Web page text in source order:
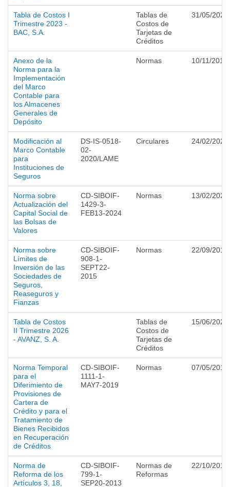
Tabla de Costos I
Trimestre 2023 -
BAC, S.A.
Tablas de
Costos de
Tarjetas de
Créditos
31/05/2023
Anexo de la
Norma para la
Implementación
del Marco
Contable para
los Almacenes
Generales de
Depósito
Normas 10/11/2017
Modificación al
Marco Contable
para
Instituciones de
Seguros
DS-IS-0518-
02-
2020/LAME
Circulares 24/02/2020
Norma sobre
Actualización del
Capital Social de
las Bolsas de
Valores
CD-SIBOIF-
1429-3-
FEB13-2024
Normas 13/02/2024
Norma sobre
Límites de
Inversión de las
Sociedades de
Seguros,
Reaseguros y
Fianzas
CD-SIBOIF-
908-1-
SEPT22-
2015
Normas 22/09/2015
Tabla de Costos
II Trimestre 2026
- AVANZ, S. A.
Tablas de
Costos de
Tarjetas de
Créditos
15/06/2026
Norma Temporal
para el
Diferimiento de
Provisiones de
Cartera de
Crédito y para el
Tratamiento de
Bienes Recibidos
en Recuperación
de Créditos
CD-SIBOIF-
1111-1-
MAY7-2019
Normas 07/05/2019
Norma de
Reforma de los
Artículos 3, 18,
CD-SIBOIF-
799-1-
SEP20-2013
Normas de
Reformas
22/10/2013